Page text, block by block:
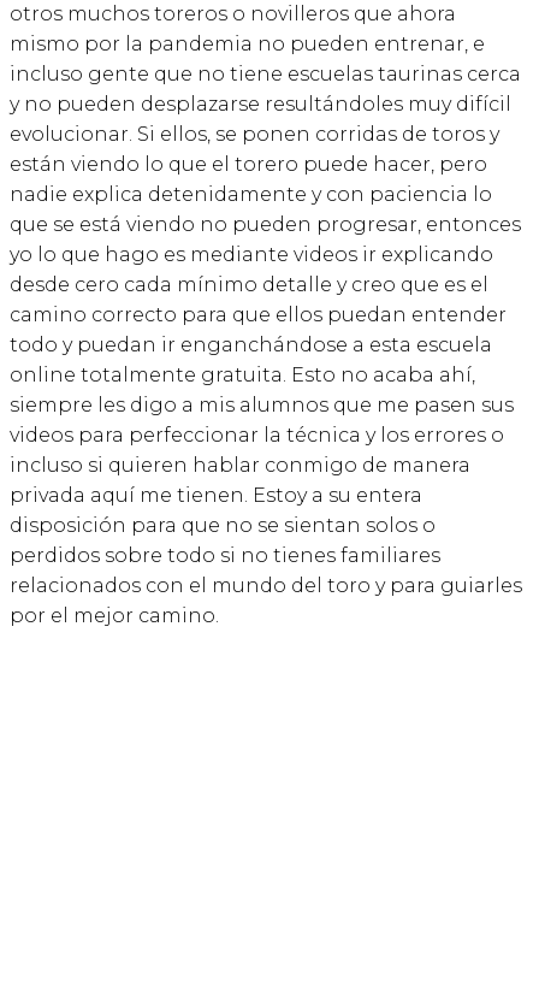
otros muchos toreros o novilleros que ahora
mismo por la pandemia no pueden entrenar, e
incluso gente que no tiene escuelas taurinas cerca
y no pueden desplazarse resultándoles muy difícil
evolucionar. Si ellos, se ponen corridas de toros y
están viendo lo que el torero puede hacer, pero
nadie explica detenidamente y con paciencia lo
que se está viendo no pueden progresar, entonces
yo lo que hago es mediante videos ir explicando
desde cero cada mínimo detalle y creo que es el
camino correcto para que ellos puedan entender
todo y puedan ir enganchándose a esta escuela
online totalmente gratuita. Esto no acaba ahí,
siempre les digo a mis alumnos que me pasen sus
videos para perfeccionar la técnica y los errores o
incluso si quieren hablar conmigo de manera
privada aquí me tienen. Estoy a su entera
disposición para que no se sientan solos o
perdidos sobre todo si no tienes familiares
relacionados con el mundo del toro y para guiarles
por el mejor camino.